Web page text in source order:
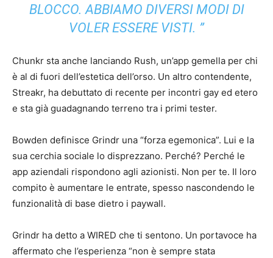
BLOCCO. ABBIAMO DIVERSI MODI DI
VOLER ESSERE VISTI. ”
Chunkr sta anche lanciando Rush, un’app gemella per chi
è al di fuori dell’estetica dell’orso. Un altro contendente,
Streakr, ha debuttato di recente per incontri gay ed etero
e sta già guadagnando terreno tra i primi tester.
Bowden definisce Grindr una “forza egemonica”. Lui e la
sua cerchia sociale lo disprezzano. Perché? Perché le
app aziendali rispondono agli azionisti. Non per te. Il loro
compito è aumentare le entrate, spesso nascondendo le
funzionalità di base dietro i paywall.
Grindr ha detto a WIRED che ti sentono. Un portavoce ha
affermato che l’esperienza “non è sempre stata